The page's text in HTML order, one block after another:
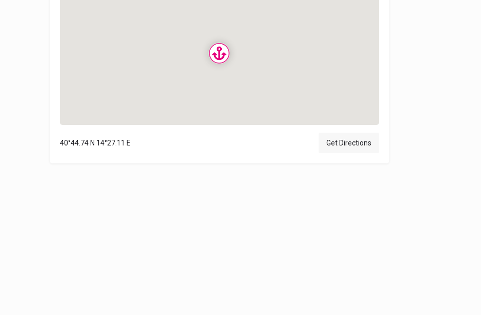
40°44.74 N 14°27.11 E Get Directions